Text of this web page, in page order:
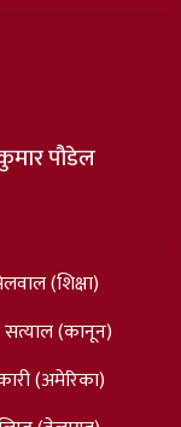
पौडेल
(शिक्षा)
सत्याल (कानून)
(अमेरिका)